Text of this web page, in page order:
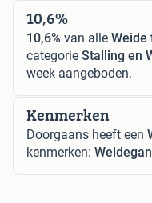
10,6%
10,6% van alle Weide
categorie Stalling en
week aangeboden.
Kenmerken
Doorgaans heeft een
kenmerken: